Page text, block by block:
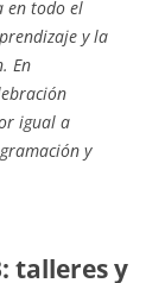
en todo el
y la
En
igual a
y
talleres y